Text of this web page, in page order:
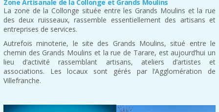
Zone Artisanale de la Collonge et Grands Moulins
La zone de la Collonge située entre les Grands Moulins et la rue
des deux ruisseaux, rassemble essentiellement des artisans et
entreprises de services.
Autrefois minoterie, le site des Grands Moulins, situé entre le
chemin des Grands Moulins et la rue de Tarare, est aujourd’hui un
lieu d’activité rassemblant artisans, ateliers d’artistes et
associations. Les locaux sont gérés par l’Agglomération de
Villefranche.